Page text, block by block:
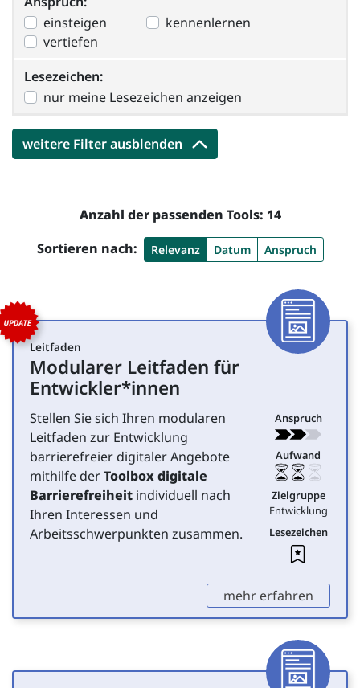
einsteigen
kennenlernen
vertiefen
Lesezeichen:
Lesezeichen:
nur meine Lesezeichen anzeigen
weitere Filter ausblenden
Anzahl der passenden Tools: 14
Sortieren nach:
Relevanz Datum Anspruch
Toolliste überspringen
Tools zur Umsetzung
Leitfaden
für Entwicklung
Modularer Leitfaden für
Entwickler*innen
Artikel
Stellen Sie sich Ihren modularen
Leitfaden zur Entwicklung
barrierefreier digitaler Angebote
mithilfe derToolbox digitale
Barrierefreiheit individuell nach
Ihren Interessen und
Arbeitsschwerpunkten zusammen.
Anspruch
Aufwand
Zielgruppe
Entwicklung
Lesezeichen
,mehr erfahren
Artikel